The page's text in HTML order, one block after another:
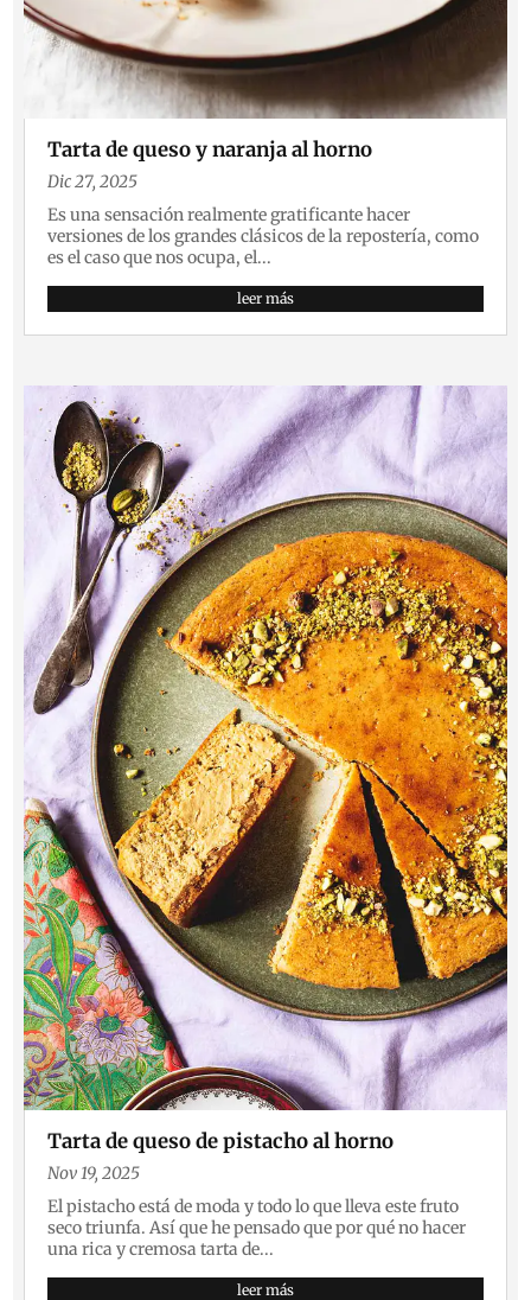
Tarta de queso y naranja al horno
Dic 27, 2025
Es una sensación realmente gratificante hacer
versiones de los grandes clásicos de la repostería, como
es el caso que nos ocupa, el...
leer más
Tarta de queso de pistacho al horno
Nov 19, 2025
El pistacho está de moda y todo lo que lleva este fruto
seco triunfa. Así que he pensado que por qué no hacer
una rica y cremosa tarta de...
leer más